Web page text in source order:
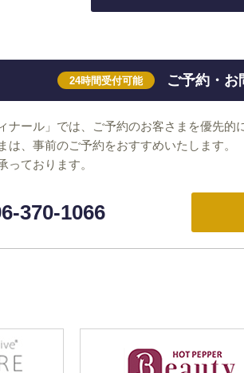
24時間受付可能 ご予約・お
ナール」では、ご予約のお客さまを優先的
は、事前のご予約をおすすめいたします。
っております。
370-1066